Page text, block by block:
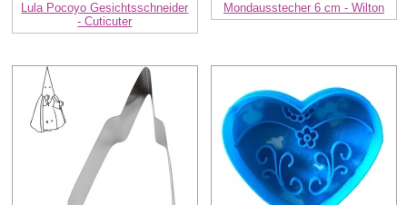
Lula Pocoyo Gesichtsschneider
- Cuticuter
Mondausstecher 6 cm - Wilton